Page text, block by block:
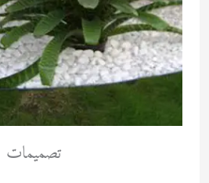
تصميمات